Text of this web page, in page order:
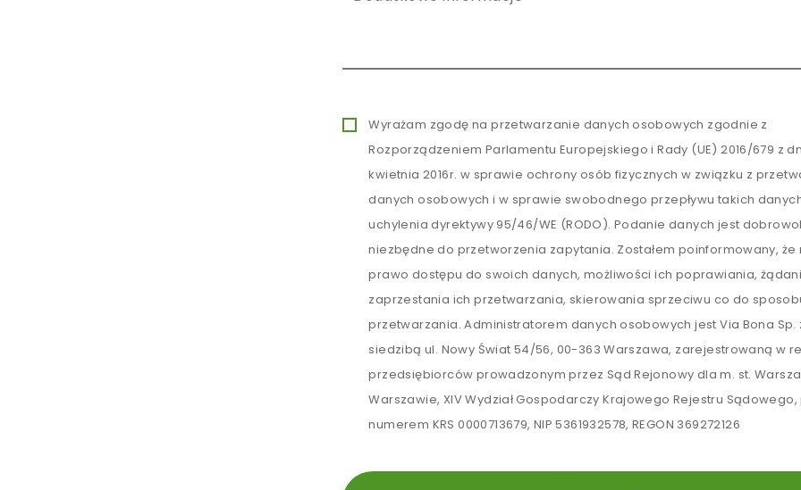
Wyrażam zgodę na przetwarzanie danych osobowych zgodnie z
Rozporządzeniem Parlamentu Europejskiego i Rady (UE) 2016/679 z
kwietnia 2016r. w sprawie ochrony osób fizycznych w związku z
danych osobowych i w sprawie swobodnego przepływu takich
uchylenia dyrektywy 95/46/WE (RODO). Podanie danych jest
niezbędne do przetworzenia zapytania. Zostałem poinformowany, że
prawo dostępu do swoich danych, możliwości ich poprawiania,
zaprzestania ich przetwarzania, skierowania sprzeciwu co do
przetwarzania. Administratorem danych osobowych jest Via Bona Sp.
siedzibą ul. Nowy Świat 54/56, 00-363 Warszawa, zarejestrowaną w
przedsiębiorców prowadzonym przez Sąd Rejonowy dla m. st.
Warszawie, XIV Wydział Gospodarczy Krajowego Rejestru
numerem KRS 0000713679, NIP 5361932578, REGON 369272126